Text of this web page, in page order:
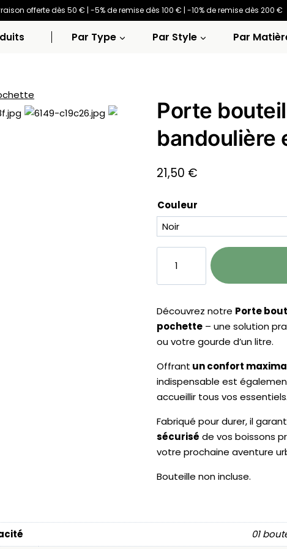
offerte dès 50 € | -5% de remise dès 100 € | -10% de remise dès 200 €
Par Type Par Style Par
Porte
bandoulière
21,50 €
Couleur
Porte
isotherme
bandoulière
et
double
pochette
Découvrez notre Porte
pochette – une solution
ou votre gourde d’un litre.
Offrant un confort
indispensable est
accueillir tous vos essentiels.
Fabriqué pour durer, il
sécurisé de vos boissons
votre prochaine aventure
Bouteille non incluse.
01